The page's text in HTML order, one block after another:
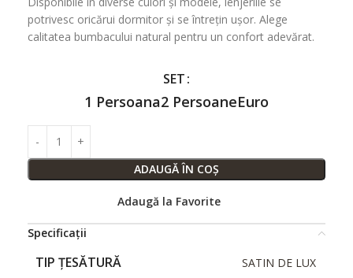
potrivesc oricărui dormitor și se întrețin ușor. Alege
calitatea bumbacului natural pentru un confort adevărat.
SET
1 Persoana2 PersoaneEuro
ADAUGĂ ÎN COȘ
Adaugă la Favorite
Specificații
TIP ȚESĂTURĂ SATIN DE LUX